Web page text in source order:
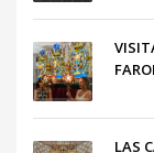
LAS